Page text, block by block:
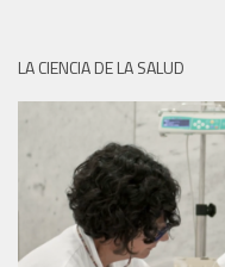
LA CIENCIA DE LA SALUD